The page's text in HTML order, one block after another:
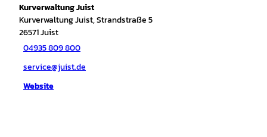
Kurverwaltung Juist
Kurverwaltung Juist, Strandstraße 5
26571Juist
04935 809 800
service@juist.de
Website